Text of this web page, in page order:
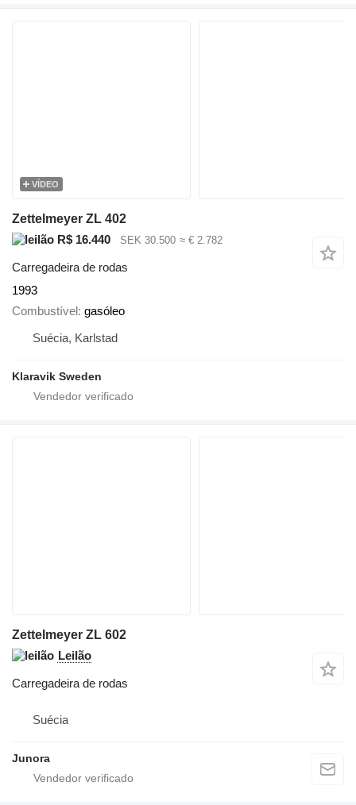
VÍDEO
Zettelmeyer ZL 402
R$ 16.440
SEK 30.500 ≈ € 2.782
Carregadeira de rodas
1993
Combustível gasóleo
Suécia, Karlstad
Klaravik Sweden
Zettelmeyer ZL 602
Leilão
Carregadeira de rodas
Suécia
Junora